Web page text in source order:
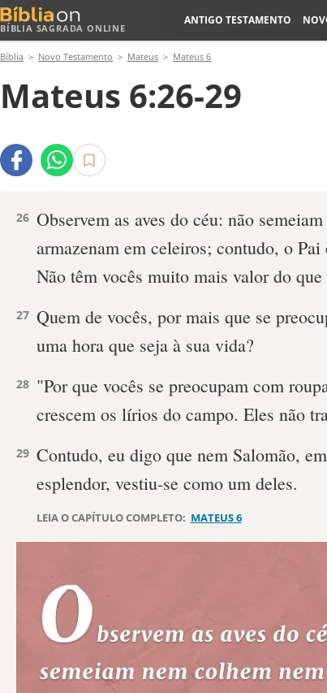
BÍBLIA SAGRADA ONLINE
ANTIGO TESTAMENTO
Bíblia Novo Testamento Mateus Mateus 6
Mateus 6:26-29
26 Observem as aves do céu: não
armazenam em celeiros; contudo, o
Não têm vocês muito mais valor do que
27 Quem de vocês, por mais que se
uma hora que seja à sua vida?
28 "Por que vocês se preocupam com
crescem os lírios do campo. Eles não
29 Contudo, eu digo que nem Salomão,
esplendor, vestiu-se como um deles.
LEIA O CAPÍTULO COMPLETO: MATEUS 6